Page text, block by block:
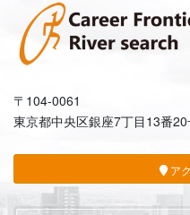
〒104-0061
東京都中央区銀座7丁目13番
ア